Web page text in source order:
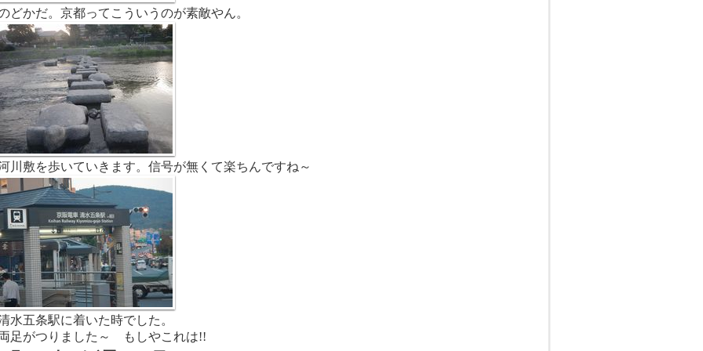
どかだ。京都ってこういうのが素敵やん。
川敷を歩いていきます。信号が無くて楽ちんですね～
水五条駅に着いた時でした。
足がつりました～ もしやこれは!!